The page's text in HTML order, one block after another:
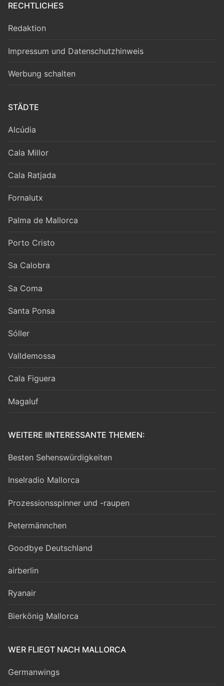
RECHTLICHES
Redaktion
Impressum und Datenschutzhinweis
Werbung schalten
STÄDTE
Alcúdia
Cala Millor
Cala Ratjada
Fornalutx
Palma de Mallorca
Porto Cristo
Sa Calobra
Sa Coma
Santa Ponsa
Sóller
Valldemossa
Cala Figuera
Magaluf
WEITERE IINTERESSANTE THEMEN:
Besten Sehenswürdigkeiten
Inselradio Mallorca
Prozessionsspinner und -raupen
Petermännchen
Goodbye Deutschland
airberlin
Ryanair
Bierkönig Mallorca
WER FLIEGT NACH MALLORCA
Germanwings